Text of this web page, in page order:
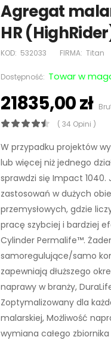
Agregat
HR
KOD: 532033 FIRMA: Titan
Dostępność: Towar w
21835,00 zł
( 34 Opini )
W przypadku projektów
lub więcej niż jednego
sprawdzi się Impact
zastosowań w dużych
przemysłowych, gdzie
pracę szybciej i bardziej
Cylinder Permalife™.
samoregulujące/samo
zapewniają dłuższego
naprawy w branży,
Zoptymalizowany dla
malarskiej, Możliwość
wymiana całego